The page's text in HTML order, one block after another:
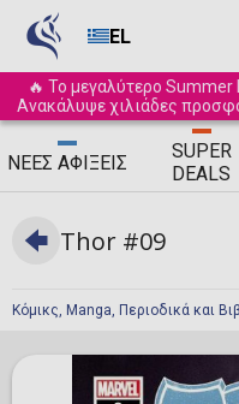
EL
🔥 Το μεγαλύτερο Summer
Ανακάλυψε χιλιάδες
ΝΈΕΣ ΑΦΊΞΕΙΣ
SUPER
DEALS
Κόμικς, Manga, Περιοδικά και
Thor #09